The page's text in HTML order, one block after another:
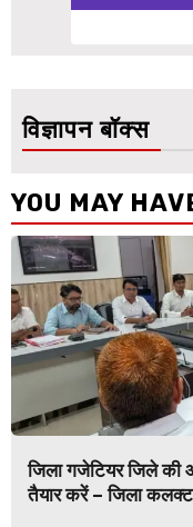
विज्ञापन बॉक्स
YOU MAY
जिला गजेटियर जिले की
तैयार करें – जिला